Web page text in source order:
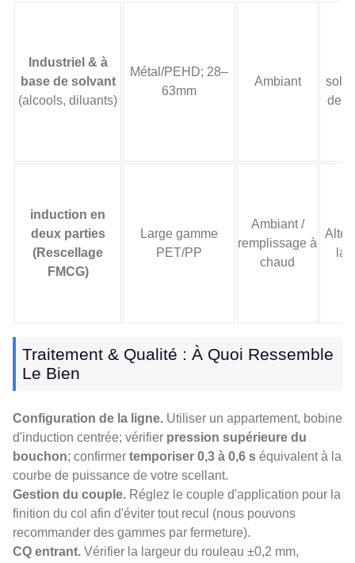
Industriel & à
base de solvant
(alcools, diluants)
Métal/PEHD; 28–
63mm
Ambiant
de
induction en
deux parties
(Rescellage
FMCG)
Large gamme
PET/PP
Ambiant /
remplissage à
chaud
la
Traitement & Qualité : À Quoi Ressemble
Le Bien
Configuration de la ligne. Utiliser un appartement, bobine
d'induction centrée; vérifier pression supérieure du
bouchon; confirmer temporiser 0,3 à 0,6 s équivalent à la
courbe de puissance de votre scellant.
Gestion du couple. Réglez le couple d'application pour la
finition du col afin d'éviter tout recul (nous pouvons
recommander des gammes par fermeture).
CQ entrant. Vérifier la largeur du rouleau ±0,2 mm,